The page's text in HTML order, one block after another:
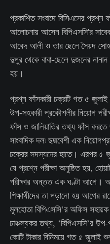
প্রকাশিত সংবাদে বিসিএসের
আলোচনায় আসেন বিপিএসসি'র
আবেদ আলী ও তার ছেলে সৈয়দ
দুপুর থেকে বাবা-ছেলে দুজনের
হয়।
প্রশ্ন ফাঁসকারী চক্রটি গত ৫ জুলাই
উপ-সহকারী প্রকৌশলীর নিয়োগ
ফাঁস ও জালিয়াতির তথ্য ফাঁস করতে
সাংবাদিক দল৷ ছদ্মবেশী এক
চক্রের সদস্যদের হাতে। এরপর ৫
যে প্রশ্নে পরীক্ষা অনুষ্ঠিত হয়,
পরীক্ষার অন্তত এক ঘণ্টা আগে।
শিক্ষার্থীদের তা পড়ানো হয় আগের
মূলহোতা বিপিএসসি’র অফিস
চাঞ্চল্যকর তথ্য, ‘বিপিএসসি’র
কোটি টাকার বিনিময়ে গত ৫ জুলাই